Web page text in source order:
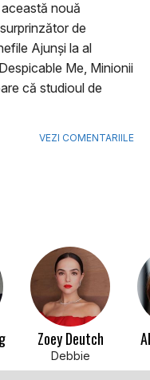
nouă
de
Ajunși la al
Me, Minionii
că studioul de
VEZI COMENTARIILE
Zoey Deutch
Debbie